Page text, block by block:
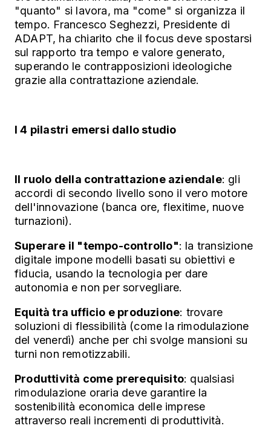
"quanto" si lavora, ma "come" si organizza il
tempo. Francesco Seghezzi, Presidente di
ADAPT, ha chiarito che il focus deve spostarsi
sul rapporto tra tempo e valore generato,
superando le contrapposizioni ideologiche
grazie alla contrattazione aziendale.
I 4 pilastri emersi dallo studio
Il ruolo della contrattazione aziendale: gli
accordi di secondo livello sono il vero motore
dell'innovazione (banca ore, flexitime, nuove
turnazioni).
Superare il "tempo-controllo": la transizione
digitale impone modelli basati su obiettivi e
fiducia, usando la tecnologia per dare
autonomia e non per sorvegliare.
Equità tra ufficio e produzione: trovare
soluzioni di flessibilità (come la rimodulazione
del venerdì) anche per chi svolge mansioni su
turni non remotizzabili.
Produttività come prerequisito: qualsiasi
rimodulazione oraria deve garantire la
sostenibilità economica delle imprese
attraverso reali incrementi di produttività.